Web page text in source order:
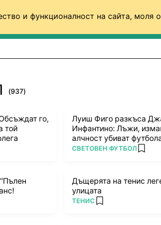
и функционалност на сайта, моля
(937)
го,
той
Луиш Фиго разкъса
Инфантино: Лъжи,
алчност убиват
ПОВЕЧЕ ОТ
СВЕТОВЕН ФУТБОЛ add
Дъщерята на тенис
улицата
ПОВЕЧЕ ОТ
ТЕНИС add favorites